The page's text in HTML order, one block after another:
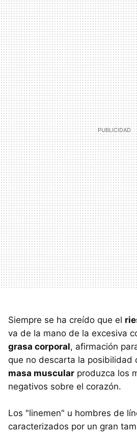
Siempre se ha creído que el
va de la mano de la excesiva
grasa corporal, afirmación
que no descarta la posibilidad
masa muscular produzca los
negativos sobre el corazón.
Los "linemen" u hombres de
caracterizados por un gran